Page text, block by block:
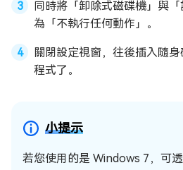
同時將「卸除式磁碟機」與
為「不執行任何動作」。
關閉設定視窗，往後插入隨
程式了。
小提示
若您使用的是 Windows 7，可